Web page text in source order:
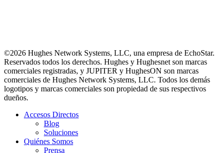
©2026 Hughes Network Systems, LLC, una empresa de EchoStar.
Reservados todos los derechos. Hughes y Hughesnet son marcas
comerciales registradas, y JUPITER y HughesON son marcas
comerciales de Hughes Network Systems, LLC. Todos los demás
logotipos y marcas comerciales son propiedad de sus respectivos
dueños.
Accesos Directos
Blog
Soluciones
Quiénes Somos
Prensa